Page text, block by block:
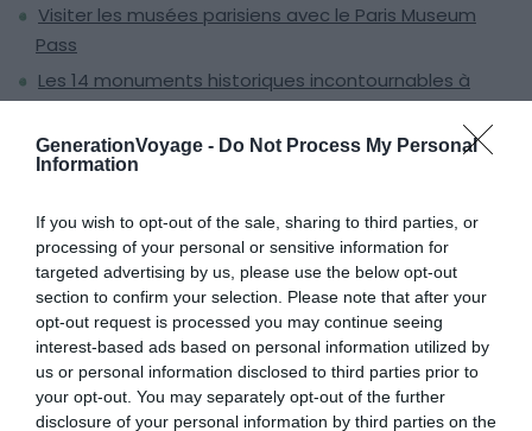
GenerationVoyage - Do Not Process My Personal
Information
If you wish to opt-out of the sale, sharing to third parties, or
processing of your personal or sensitive information for
targeted advertising by us, please use the below opt-out
section to confirm your selection. Please note that after your
opt-out request is processed you may continue seeing
interest-based ads based on personal information utilized by
us or personal information disclosed to third parties prior to
your opt-out. You may separately opt-out of the further
disclosure of your personal information by third parties on the
Visiter les musées parisiens avec le Paris Museum
Pass
Les 14 monuments historiques incontournables à
l’Industrie